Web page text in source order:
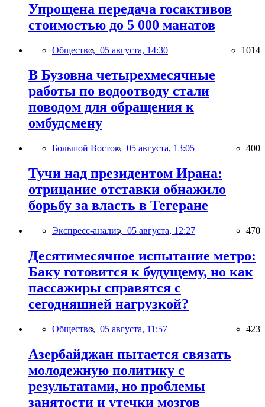
Упрощена передача госактивов
стоимостью до 5 000 манатов
Общество, 05 августа, 14:30 1014
В Бузовна четырехмесячные
работы по водоотводу стали
поводом для обращения к
омбудсмену
Большой Восток, 05 августа, 13:05 400
Тучи над президентом Ирана:
отрицание отставки обнажило
борьбу за власть в Тегеране
Экспресс-анализ, 05 августа, 12:27 470
Десятимесячное испытание метро:
Баку готовится к будущему, но как
пассажиры справятся с
сегодняшней нагрузкой?
Общество, 05 августа, 11:57 423
Азербайджан пытается связать
молодежную политику с
результатами, но проблемы
занятости и утечки мозгов